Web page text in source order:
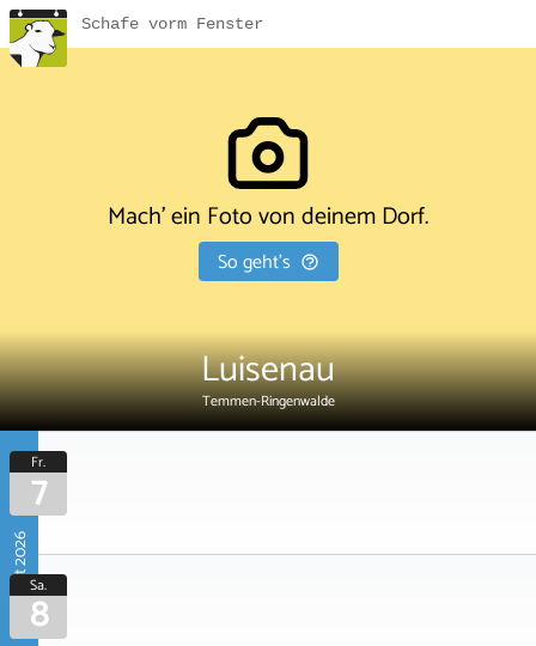
Schafe vorm Fenster
Mach' ein Foto von deinem Dorf.
So geht's
Luisenau
Temmen-Ringenwalde
August 2026
Fr.
7
Sa.
8